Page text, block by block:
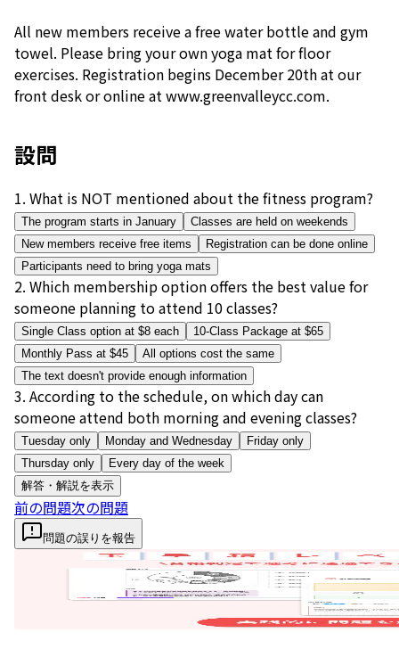
All new members receive a free water bottle and gym
towel. Please bring your own yoga mat for floor
exercises. Registration begins December 20th at our
front desk or online at www.greenvalleycc.com.
設問
1. What is NOT mentioned about the fitness program?
The program starts in January
Classes are held on weekends
New members receive free items
Registration can be done online
Participants need to bring yoga mats
2. Which membership option offers the best value for
someone planning to attend 10 classes?
Single Class option at $8 each
10-Class Package at $65
Monthly Pass at $45
All options cost the same
The text doesn't provide enough information
3. According to the schedule, on which day can
someone attend both morning and evening classes?
Tuesday only Monday and Wednesday
Friday only
Thursday only
Every day of the week
解答・解説を表示
前の問題次の問題
問題の誤りを報告